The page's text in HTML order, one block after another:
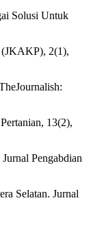
Solusi Untuk
(JKAKP), 2(1),
13(2),
Pengabdian
Selatan. Jurnal